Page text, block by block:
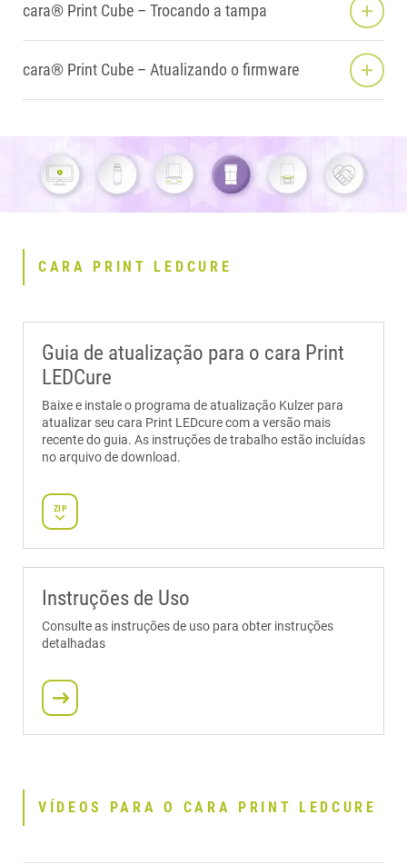
cara® Print Cube – Trocando a tampa
cara® Print Cube – Atualizando o firmware
CARA PRINT LEDCURE
Guia de atualização para o cara Print
LEDCure
Baixe e instale o programa de atualização Kulzer para
atualizar seu cara Print LEDcure com a versão mais
recente do guia. As instruções de trabalho estão incluídas
no arquivo de download.
ZIP
Instruções de Uso
Consulte as instruções de uso para obter instruções
detalhadas
VÍDEOS PARA O CARA PRINT LEDCURE